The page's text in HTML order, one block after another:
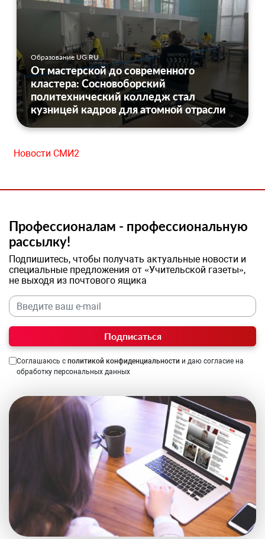
Образование UG.RU
От мастерской до современного
кластера: Сосновоборский
политехнический колледж стал
кузницей кадров для атомной отрасли
Новости СМИ2
Профессионалам - профессиональную
рассылку!
Подпишитесь, чтобы получать актуальные новости и
специальные предложения от «Учительской газеты»,
не выходя из почтового ящика
Подписаться
Соглашаюсь с политикой конфиденциальности и даю согласие на
обработку персональных данных